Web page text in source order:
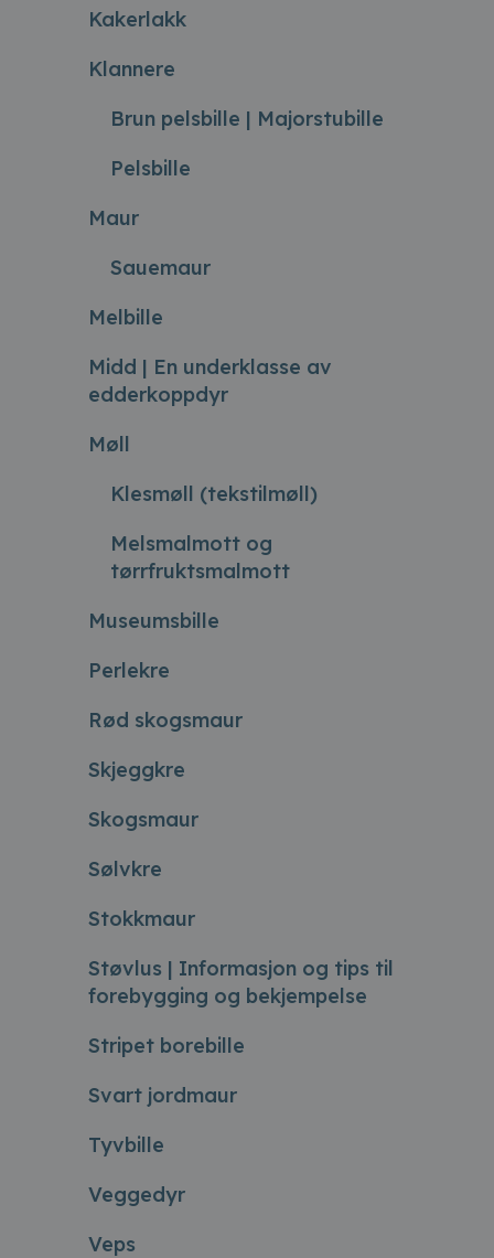
Kakerlakk
Klannere
Brun pelsbille | Majorstubille
Pelsbille
Maur
Sauemaur
Melbille
Midd | En underklasse av
edderkoppdyr
Møll
Klesmøll (tekstilmøll)
Melsmalmott og
tørrfruktsmalmott
Museumsbille
Perlekre
Rød skogsmaur
Skjeggkre
Skogsmaur
Sølvkre
Stokkmaur
Støvlus | Informasjon og tips til
forebygging og bekjempelse
Stripet borebille
Svart jordmaur
Tyvbille
Veggedyr
Veps